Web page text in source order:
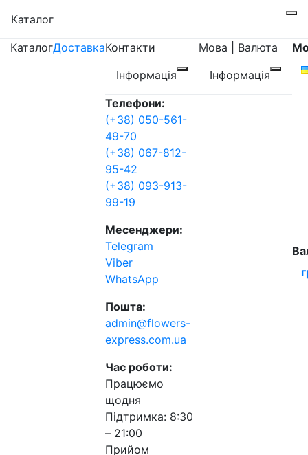
Каталог
КаталогДоставкаКонтакти
Інформація
Телефони:
(+38) 050-561-
49-70
(+38) 067-812-
95-42
(+38) 093-913-
99-19
Месенджери:
Telegram
Viber
WhatsApp
Пошта:
admin@flowers-
express.com.ua
Час роботи:
Працюємо
щодня
Підтримка: 8:30
– 21:00
Прийом
Мова | Валюта
Інформація